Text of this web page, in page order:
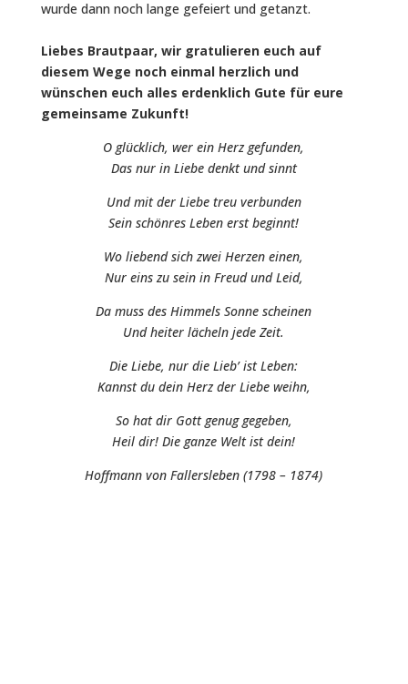
wurde dann noch lange gefeiert und getanzt.
Liebes Brautpaar, wir gratulieren euch auf
diesem Wege noch einmal herzlich und
wünschen euch alles erdenklich Gute für eure
gemeinsame Zukunft!
O glücklich, wer ein Herz gefunden,
Das nur in Liebe denkt und sinnt
Und mit der Liebe treu verbunden
Sein schönres Leben erst beginnt!
Wo liebend sich zwei Herzen einen,
Nur eins zu sein in Freud und Leid,
Da muss des Himmels Sonne scheinen
Und heiter lächeln jede Zeit.
Die Liebe, nur die Lieb’ ist Leben:
Kannst du dein Herz der Liebe weihn,
So hat dir Gott genug gegeben,
Heil dir! Die ganze Welt ist dein!
Hoffmann von Fallersleben (1798 – 1874)